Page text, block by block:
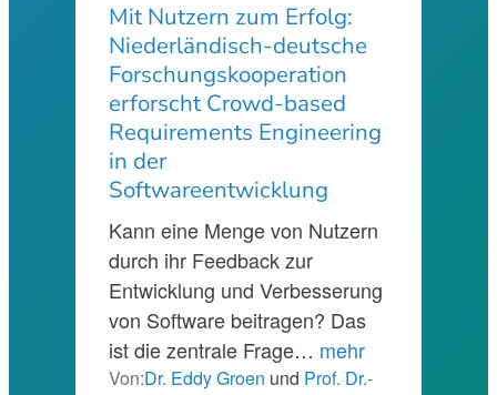
Mit Nutzern zum Erfolg:
Niederländisch-deutsche
Forschungskooperation
erforscht Crowd-based
Requirements Engineering
in der
Softwareentwicklung
Kann eine Menge von Nutzern
durch ihr Feedback zur
Entwicklung und Verbesserung
von Software beitragen? Das
ist die zentrale Frage… mehr
Von:Dr. Eddy Groen und Prof. Dr.-